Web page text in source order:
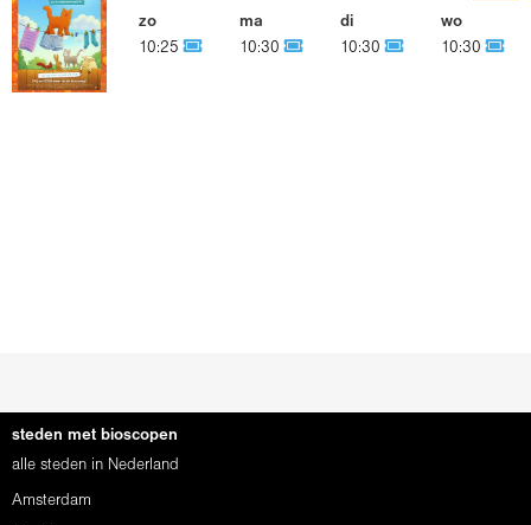
zo
10:25
ma
10:30
di
10:30
wo
10:30
steden met bioscopen
alle steden in Nederland
Amsterdam